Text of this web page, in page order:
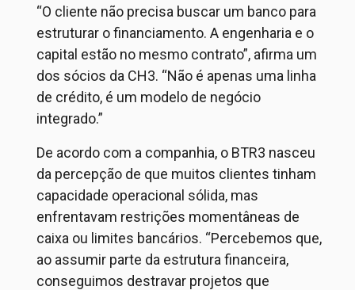
“O cliente não precisa buscar um banco para
estruturar o financiamento. A engenharia e o
capital estão no mesmo contrato”, afirma um
dos sócios da CH3. “Não é apenas uma linha
de crédito, é um modelo de negócio
integrado.”
De acordo com a companhia, o BTR3 nasceu
da percepção de que muitos clientes tinham
capacidade operacional sólida, mas
enfrentavam restrições momentâneas de
caixa ou limites bancários. “Percebemos que,
ao assumir parte da estrutura financeira,
conseguimos destravar projetos que